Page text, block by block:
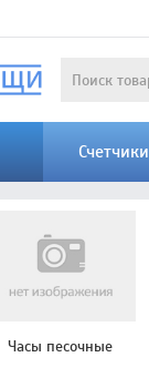
Часы песочные